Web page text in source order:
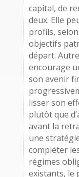
capital, de
deux. Elle
profils,
objectifs
départ.
encourage
son avenir
lisser son
plutôt que
avant la
une
compléter
régimes
existants, le